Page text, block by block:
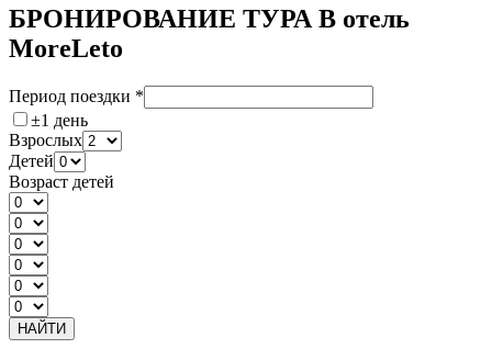
БРОНИРОВАНИЕ ТУРА В отель
MoreLeto
Период поездки *
±1 день
Взрослых
Детей
Возраст детей
НАЙТИ